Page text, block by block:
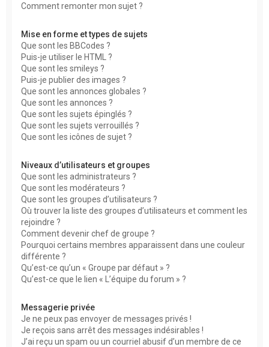
Comment remonter mon sujet ?
Mise en forme et types de sujets
Que sont les BBCodes ?
Puis-je utiliser le HTML ?
Que sont les smileys ?
Puis-je publier des images ?
Que sont les annonces globales ?
Que sont les annonces ?
Que sont les sujets épinglés ?
Que sont les sujets verrouillés ?
Que sont les icônes de sujet ?
Niveaux d’utilisateurs et groupes
Que sont les administrateurs ?
Que sont les modérateurs ?
Que sont les groupes d’utilisateurs ?
Où trouver la liste des groupes d’utilisateurs et comment les
rejoindre ?
Comment devenir chef de groupe ?
Pourquoi certains membres apparaissent dans une couleur
différente ?
Qu’est-ce qu’un « Groupe par défaut » ?
Qu’est-ce que le lien « L’équipe du forum » ?
Messagerie privée
Je ne peux pas envoyer de messages privés !
Je reçois sans arrêt des messages indésirables !
J’ai reçu un spam ou un courriel abusif d’un membre de ce